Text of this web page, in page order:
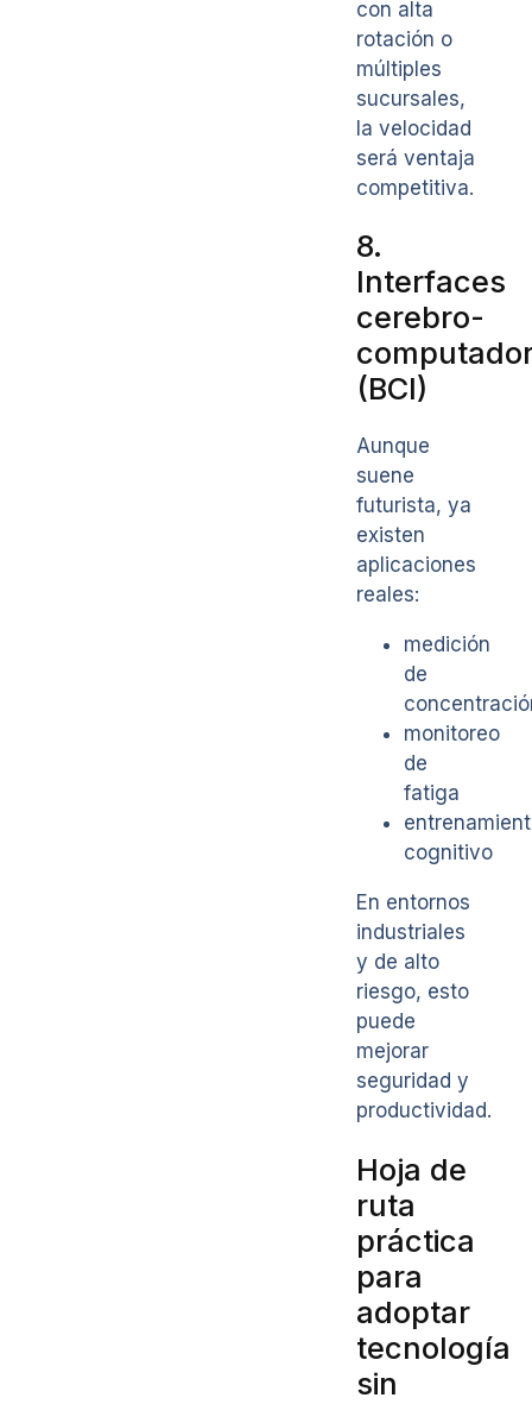
con alta
rotación o
múltiples
sucursales,
la velocidad
será ventaja
competitiva.
8.
Interfaces
cerebro-
(BCI)
Aunque
suene
futurista, ya
existen
aplicaciones
reales:
medición
de
monitoreo
de
fatiga
cognitivo
En entornos
industriales
y de alto
riesgo, esto
puede
mejorar
seguridad y
productividad.
Hoja de
ruta
práctica
para
adoptar
tecnología
sin